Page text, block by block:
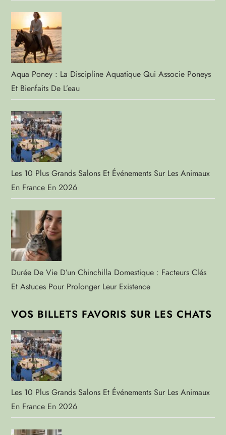
Aqua Poney : La Discipline Aquatique Qui Associe Poneys
Et Bienfaits De L’eau
Les 10 Plus Grands Salons Et Événements Sur Les Animaux
En France En 2026
Durée De Vie D’un Chinchilla Domestique : Facteurs Clés
Et Astuces Pour Prolonger Leur Existence
VOS BILLETS FAVORIS SUR LES CHATS
Les 10 Plus Grands Salons Et Événements Sur Les Animaux
En France En 2026